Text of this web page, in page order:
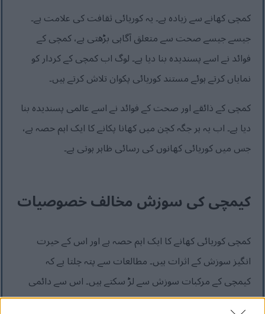
کمچی کھانے سے زیادہ ہے۔ یہ کوریائی ثقافت کی علامت ہے۔
جیسے جیسے صحت سے متعلق آگاہی بڑھتی ہے، کمچی کے
فوائد نے اسے پسندیدہ بنا دیا ہے۔ لوگ اب کمچی کے کردار کو
نمایاں کرتے ہوئے مستند کوریائی پکوان تلاش کرتے ہیں۔
کمچی کے ذائقے اور صحت کے فوائد نے اسے عالمی پسندیدہ بنا
دیا ہے۔ اب یہ ہر جگہ کچن میں کھانا پکانے کا ایک اہم حصہ ہے،
جس میں کوریائی کھانوں کی رسائی ظاہر ہوتی ہے۔
کیمچی کی سوزش مخالف خصوصیات
کمچی کوریائی کھانے کا ایک اہم حصہ ہے اور اس کے حیرت
انگیز سوزش کے اثرات ہیں۔ مطالعات سے پتہ چلتا ہے کہ
کیمچی کے مرکبات سوزش سے لڑ سکتے ہیں۔ اس سے دائمی
بیماریوں کے خطرے کو کم کرنے میں مدد مل سکتی ہے۔